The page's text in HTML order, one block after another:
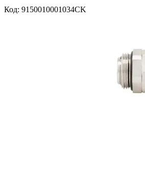
Код: 9150010001034CK